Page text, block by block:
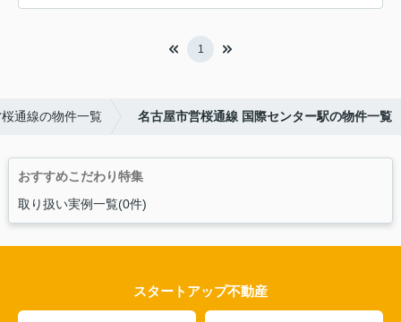
1
通線の物件一覧 名古屋市営桜通線 国際センター駅の物件一覧
おすすめこだわり特集
取り扱い実例一覧(0件)
スタートアップ不動産